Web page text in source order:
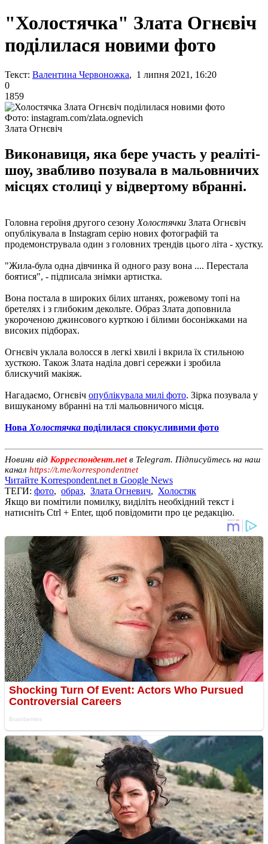
"Холостячка" Злата Огнєвіч
поділилася новими фото
Текст: Валентина Червоножка, 1 липня 2021, 16:20
0
1859
Фото: instagram.com/zlata.ognevich
Злата Огнєвіч
Виконавиця, яка бере участь у реаліті-
шоу, звабливо позувала в мальовничих
місцях столиці у відвертому вбранні.
Головна героїня другого сезону Холостячки Злата Огнєвіч
опублікувала в Instagram серію нових фотографій та
продемонструвала один з головних трендів цього літа - хустку.
"Жила-була одна дівчинка й одного разу вона .... Перестала
боятися", - підписала знімки артистка.
Вона постала в широких білих штанях, рожевому топі на
бретелях і з глибоким декольте. Образ Злата доповнила
укороченою джинсового курткою і білими босоніжками на
високих підборах.
Огнєвіч уклала волосся в легкі хвилі і вкрила їх стильною
хусткою. Також Злата наділа довгі сережки і зробила
блискучий макіяж.
Нагадаємо, Огнєвіч опублікувала милі фото. Зірка позувала у
вишуканому вбранні на тлі мальовничого місця.
Нова Холостячка поділилася спокусливими фото
Новини від Корреспондент.netв Telegram. Підписуйтесь на наш
канал https://t.me/korrespondentnet
Читайте Korrespondent.net в Google News
ТЕГИ: фото, образ, Злата Огневич, Холостяк
Якщо ви помітили помилку, виділіть необхідний текст і
натисніть Ctrl + Enter, щоб повідомити про це редакцію.